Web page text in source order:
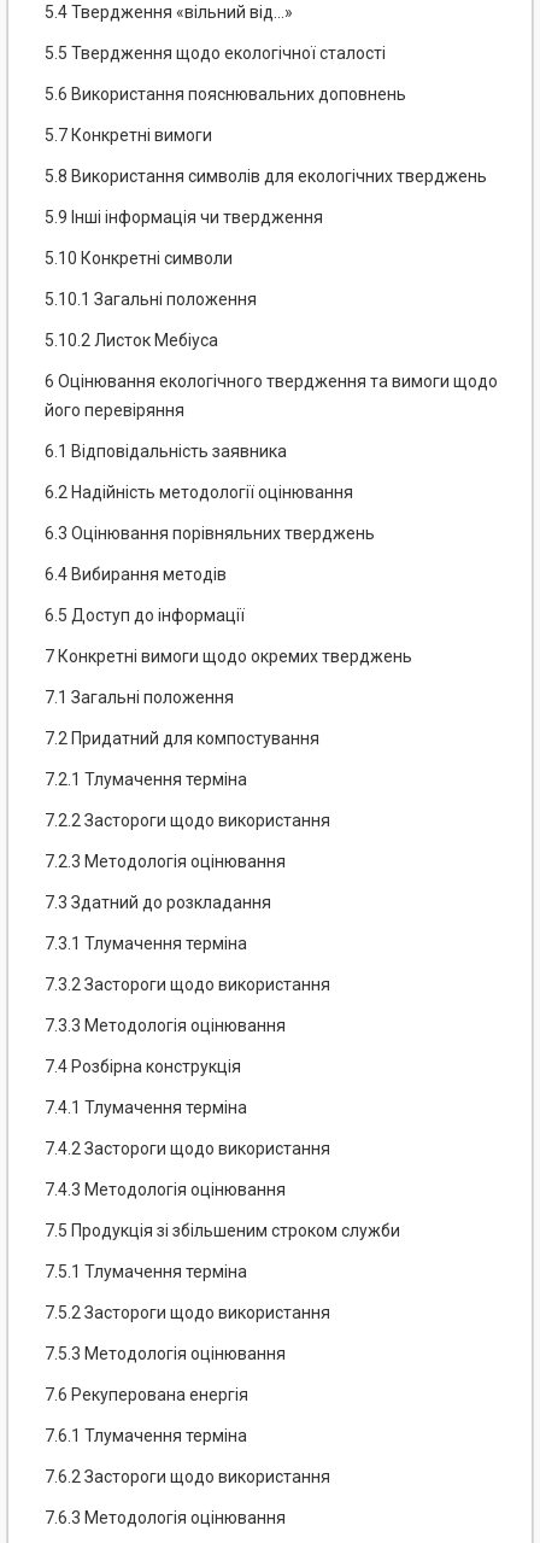
5.4 Твердження «вільний від...»
5.5 Твердження щодо екологічної сталості
5.6 Використання пояснювальних доповнень
5.7 Конкретні вимоги
5.8 Використання символів для екологічних тверджень
5.9 Інші інформація чи твердження
5.10 Конкретні символи
5.10.1 Загальні положення
5.10.2 Листок Мебіуса
6 Оцінювання екологічного твердження та вимоги щодо
його перевіряння
6.1 Відповідальність заявника
6.2 Надійність методології оцінювання
6.3 Оцінювання порівняльних тверджень
6.4 Вибирання методів
6.5 Доступ до інформації
7 Конкретні вимоги щодо окремих тверджень
7.1 Загальні положення
7.2 Придатний для компостування
7.2.1 Тлумачення терміна
7.2.2 Застороги щодо використання
7.2.3 Методологія оцінювання
7.3 Здатний до розкладання
7.3.1 Тлумачення терміна
7.3.2 Застороги щодо використання
7.3.3 Методологія оцінювання
7.4 Розбірна конструкція
7.4.1 Тлумачення терміна
7.4.2 Застороги щодо використання
7.4.3 Методологія оцінювання
7.5 Продукція зі збільшеним строком служби
7.5.1 Тлумачення терміна
7.5.2 Застороги щодо використання
7.5.3 Методологія оцінювання
7.6 Рекуперована енергія
7.6.1 Тлумачення терміна
7.6.2 Застороги щодо використання
7.6.3 Методологія оцінювання